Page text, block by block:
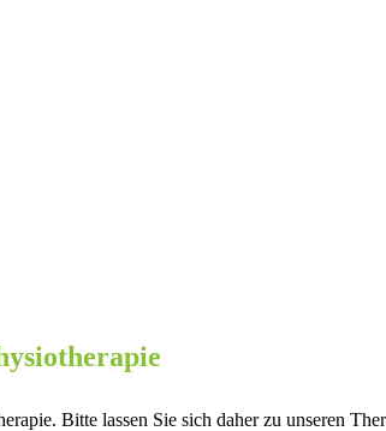
Bitte lassen Sie sich daher zu unseren